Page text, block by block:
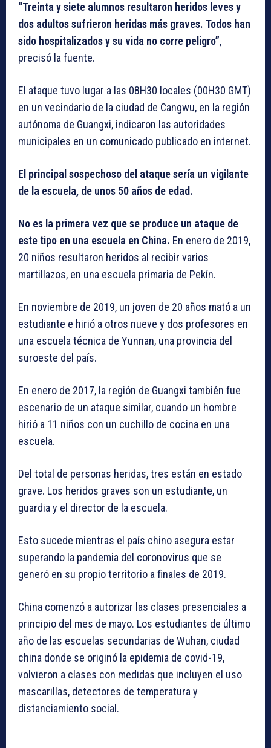
“Treinta y siete alumnos resultaron heridos leves y
dos adultos sufrieron heridas más graves. Todos han
sido hospitalizados y su vida no corre peligro”,
precisó la fuente.
El ataque tuvo lugar a las 08H30 locales (00H30 GMT)
en un vecindario de la ciudad de Cangwu, en la región
autónoma de Guangxi, indicaron las autoridades
municipales en un comunicado publicado en internet.
El principal sospechoso del ataque sería un vigilante
de la escuela, de unos 50 años de edad.
No es la primera vez que se produce un ataque de
este tipo en una escuela en China. En enero de 2019,
20 niños resultaron heridos al recibir varios
martillazos, en una escuela primaria de Pekín.
En noviembre de 2019, un joven de 20 años mató a un
estudiante e hirió a otros nueve y dos profesores en
una escuela técnica de Yunnan, una provincia del
suroeste del país.
En enero de 2017, la región de Guangxi también fue
escenario de un ataque similar, cuando un hombre
hirió a 11 niños con un cuchillo de cocina en una
escuela.
Del total de personas heridas, tres están en estado
grave. Los heridos graves son un estudiante, un
guardia y el director de la escuela.
Esto sucede mientras el país chino asegura estar
superando la pandemia del coronovirus que se
generó en su propio territorio a finales de 2019.
China comenzó a autorizar las clases presenciales a
principio del mes de mayo. Los estudiantes de último
año de las escuelas secundarias de Wuhan, ciudad
china donde se originó la epidemia de covid-19,
volvieron a clases con medidas que incluyen el uso
mascarillas, detectores de temperatura y
distanciamiento social.